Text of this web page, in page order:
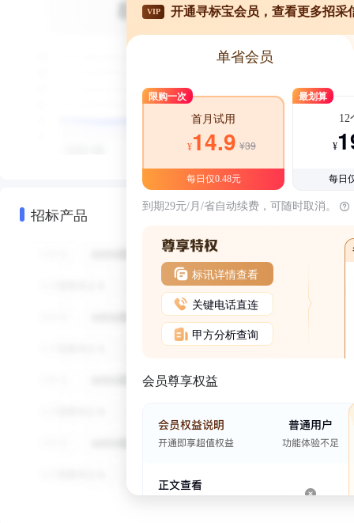
招标产品
VIP 开通寻标宝会员，查看更多招采
单省会员
限购一次
首月试用
¥14.9 ¥39
每日仅0.48元
最划算
12
¥
每日
到期29元/月/省自动续费，可随时取消。
标讯详情查看
关键电话直连
甲方分析查询
会员尊享权益